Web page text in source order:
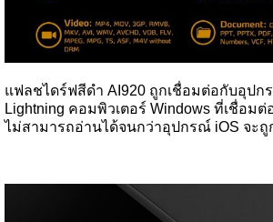
แฟลชไดร์ฟสีดำ AI920 ถูกเชื่อมต่อกับอุปก
Lightning คอมพิวเตอร์ Windows ที่เชื่อม
ไม่สามารถอ่านได้จนกว่าอุปกรณ์ iOS จะถู